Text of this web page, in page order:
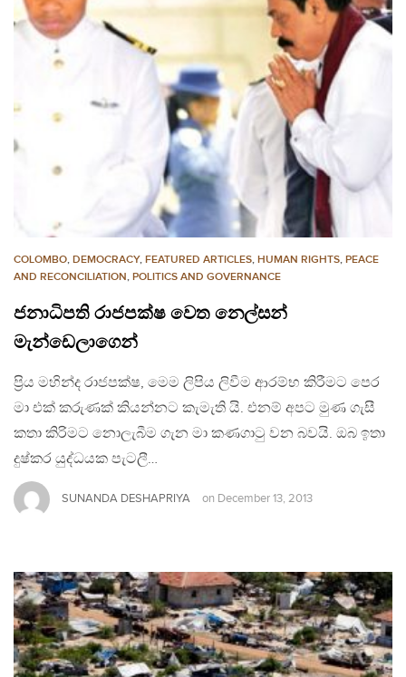
COLOMBO, DEMOCRACY, FEATURED ARTICLES, HUMAN RIGHTS, PEACE
AND RECONCILIATION, POLITICS AND GOVERNANCE
ජනාධිපති රාජපක්ෂ වෙත නෙල්සන්
මැන්ඩෙලාගෙන්
ප්‍රිය මහින්ද රාජපක්ෂ, මෙම ලිපිය ලිවීම ආරම්භ කිරීමට පෙර
මා එක් කරුණක් කියන්නට කැමැති යි. එනම් අපට මුණ ගැසී
කතා කිරිමට නොලැබීම ගැන මා කණගාටු වන බවයි. ඔබ ඉතා
දුෂ්කර යුද්ධයක පැටලී…
SUNANDA DESHAPRIYA on December 13, 2013